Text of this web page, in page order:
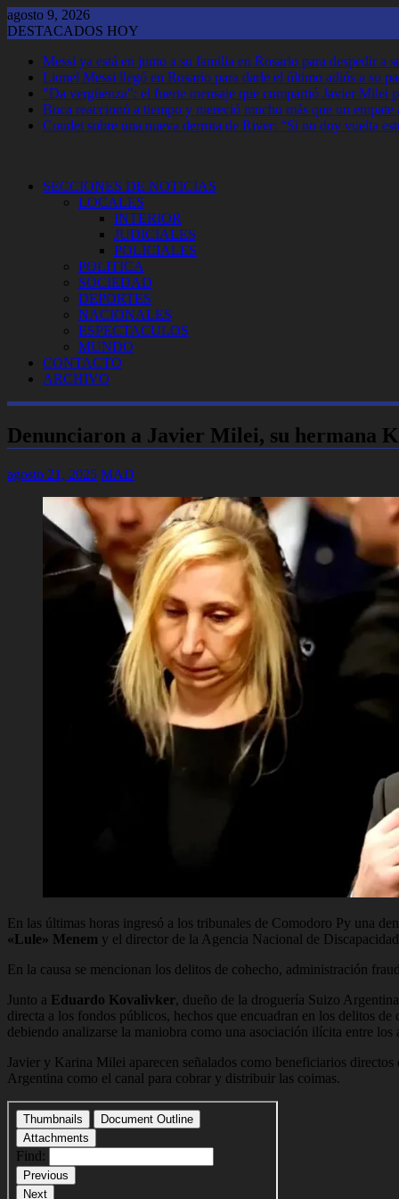
Saltar
al
agosto 9, 2026
DESTACADOS HOY
Messi ya está en junto a su familia en Rosario para despedir a
Lionel Messi llegó en Rosario para darle el último adiós a su
"Da vergüenza": el fuerte mensaje que compartió Javier Milei
Boca reaccionó a tiempo y mereció mucho más que un
Coudet sobre una nueva derrota de River: “Si no doy vuelta
SECCIONES DE NOTICIAS
LOCALES
INTERIOR
JUDICIALES
POLICIALES
POLITICA
SOCIEDAD
DEPORTES
NACIONALES
ESPECTACULOS
MUNDO
CONTACTO
ARCHIVO
Denunciaron a Javier Milei, su hermana
agosto 21, 2025 MAD
En las últimas horas ingresó a los tribunales de Comodoro Py una
«Lule» Menem y el director de la Agencia Nacional de
En la causa se mencionan los delitos de cohecho, administración
Junto a Eduardo Kovalivker, dueño de la droguería Suizo
directa a los fondos públicos, hechos que encuadran en los delitos
debiendo analizarse la maniobra como una asociación ilícita entre
Javier y Karina Milei aparecen señalados como beneficiarios
Argentina como el canal para cobrar y distribuir las coimas.